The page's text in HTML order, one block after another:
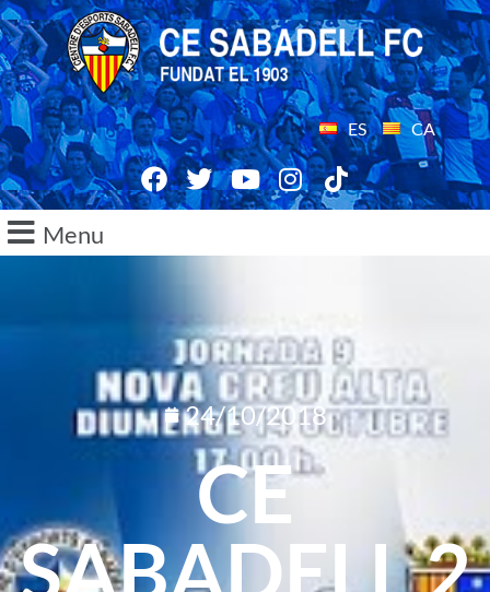
ES CA
Menu
24/10/2018
CE
SABADELL 2